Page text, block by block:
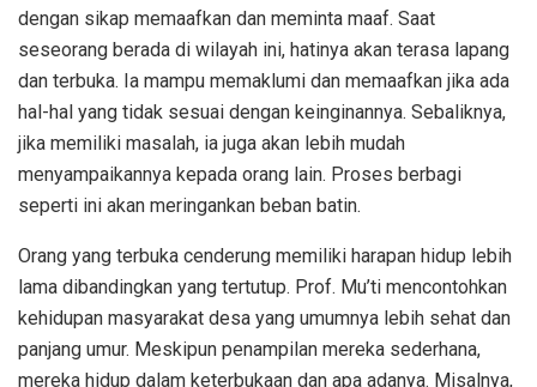
dengan sikap memaafkan dan meminta maaf. Saat
seseorang berada di wilayah ini, hatinya akan terasa lapang
dan terbuka. Ia mampu memaklumi dan memaafkan jika ada
hal-hal yang tidak sesuai dengan keinginannya. Sebaliknya,
jika memiliki masalah, ia juga akan lebih mudah
menyampaikannya kepada orang lain. Proses berbagi
seperti ini akan meringankan beban batin.
Orang yang terbuka cenderung memiliki harapan hidup lebih
lama dibandingkan yang tertutup. Prof. Mu’ti mencontohkan
kehidupan masyarakat desa yang umumnya lebih sehat dan
panjang umur. Meskipun penampilan mereka sederhana,
mereka hidup dalam keterbukaan dan apa adanya. Misalnya,